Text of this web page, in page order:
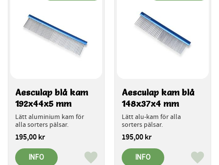
Aesculap blå kam
192x44x5 mm
Lätt aluminium kam för
alla sorters pälsar.
195,00kr
Lägg till i favoriter
INFO
Aesculap kam blå
148x37x4 mm
Lätt alu-kam för alla
sorters pälsar.
195,00kr
Lägg
INFO